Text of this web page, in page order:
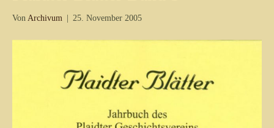
Von Archivum 25. November 2005